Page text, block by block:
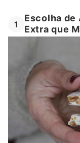
1
Escolha de
Extra que